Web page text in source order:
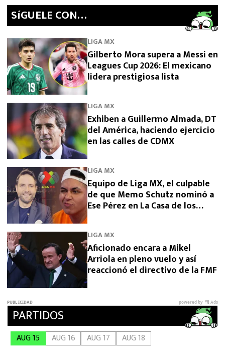
SíGUELE CON…
LIGA MX
Gilberto Mora supera a Messi en
Leagues Cup 2026: El mexicano
lidera prestigiosa lista
LIGA MX
Exhiben a Guillermo Almada, DT
del América, haciendo ejercicio
en las calles de CDMX
LIGA MX
Equipo de Liga MX, el culpable
de que Memo Schutz nominó a
Ese Pérez en La Casa de los
LIGA MX
Aficionado encara a Mikel
Arriola en pleno vuelo y así
reaccionó el directivo de la FMF